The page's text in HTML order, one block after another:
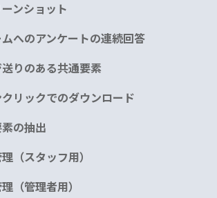
ンショット
へのアンケートの連続回答
りのある共通要素
リックでのダウンロード
の抽出
（スタッフ用）
（管理者用）